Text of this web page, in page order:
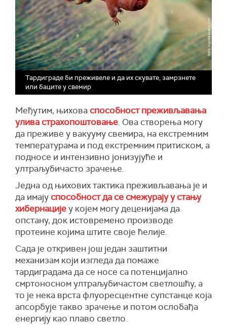
Тардиграде би преживеле и да их скувате, замрзнете
или баците у свемир
Међутим, њихова способност преживљавања
улива страхопоштовање. Ова створења могу
да преживе у вакууму свемира, на екстремним
температурама и под екстремним притиском, а
подносе и интензивно јонизујуће и
ултраљубичасто зрачење.
Једна од њихових тактика преживљавања је и
да имају способност да се смежурају у стању
хибернацијеу којем могу деценијама да
опстану, док истовремено производе
протеине којима штите своје ћелије.
Сада је откривен још један заштитни
механизам који изгледа да помаже
тардиградама да се носе са потенцијално
смртоносном ултраљубичастом светлошћу, а
то је нека врста флуоресцентне супстанце која
апсорбује такво зрачење и потом ослобађа
енергију као плаво светло.